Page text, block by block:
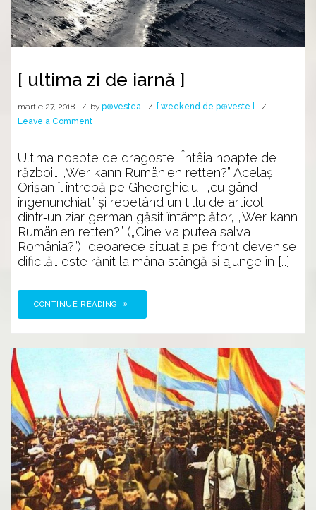
[ ultima zi de iarnă ]
martie 27, 2018 by p⊕vestea
[ weekend de p⊕veste ]
Leave a Commenton
ultima
zi
de
iarnă
Ultima noapte de dragoste, Întâia noapte de
război… „Wer kann Rumänien retten?” Acelaşi
Orişan îl întrebă pe Gheorghidiu, „cu gând
îngenunchiat” şi repetând un titlu de articol
dintr‑un ziar german găsit întâmplător, „Wer kann
Rumänien retten?” („Cine va putea salva
România?”), deoarece situaţia pe front devenise
dificilă… este rănit la mâna stângă şi ajunge în […]
CONTINUE READING